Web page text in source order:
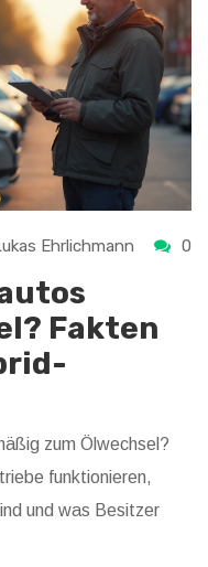
Ehrlichmann 0
Fakten
zum Ölwechsel?
funktionieren,
und was Besitzer